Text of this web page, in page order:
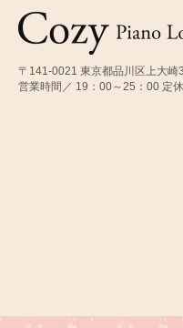
〒141-0021 東京都品川区上大
営業時間／ 19：00～25：00 定